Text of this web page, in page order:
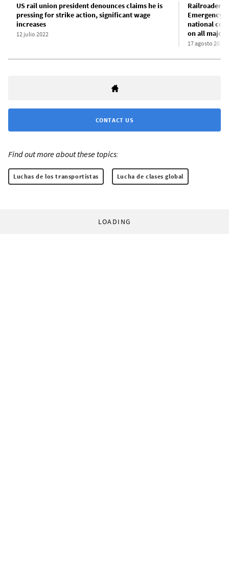
US rail union president denounces claims he is
pressing for strike action, significant wage
increases
12 julio 2022
Railroaders
Emergency
national
on all major
17 agosto 2022
CONTACT US
Find out more about these topics:
Luchas de los transportistas Lucha de clases global
LOADING